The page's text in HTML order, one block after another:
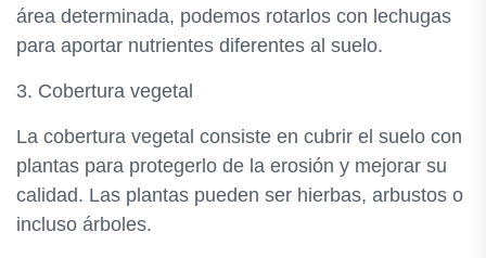
área determinada, podemos rotarlos con lechugas
para aportar nutrientes diferentes al suelo.
3. Cobertura vegetal
La cobertura vegetal consiste en cubrir el suelo con
plantas para protegerlo de la erosión y mejorar su
calidad. Las plantas pueden ser hierbas, arbustos o
incluso árboles.